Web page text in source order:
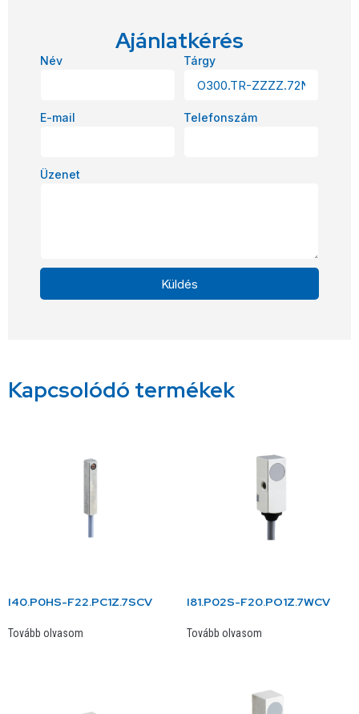
Ajánlatkérés
Név Tárgy
E-mail Telefonszám
Üzenet
Küldés
Kapcsolódó termékek
I40.P0HS-F22.PC1Z.7SCV
Tovább olvasom
I81.P02S-F20.PO1Z.7WCV
Tovább olvasom